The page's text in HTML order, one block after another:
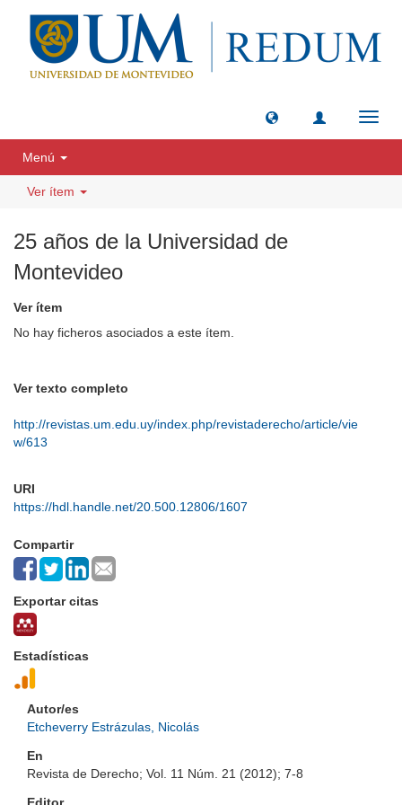
Menú
Ver ítem
25 años de la Universidad de
Montevideo
Ver ítem
No hay ficheros asociados a este ítem.
Ver texto completo
http://revistas.um.edu.uy/index.php/revistaderecho/article/vie
w/613
URI
https://hdl.handle.net/20.500.12806/1607
Compartir
Exportar citas
Estadísticas
Autor/es
Etcheverry Estrázulas, Nicolás
En
Revista de Derecho; Vol. 11 Núm. 21 (2012); 7-8